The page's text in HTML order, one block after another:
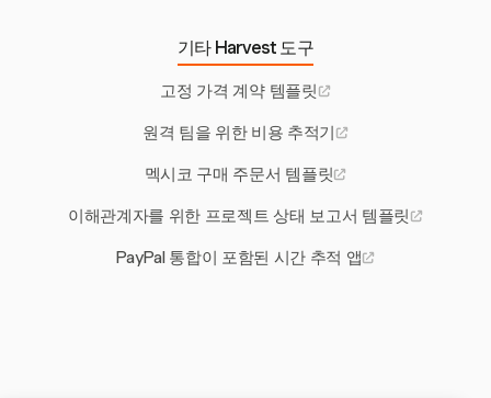
기타 Harvest 도구
고정 가격 계약 템플릿
원격 팀을 위한 비용 추적기
멕시코 구매 주문서 템플릿
이해관계자를 위한 프로젝트 상태 보고서 템플릿
PayPal 통합이 포함된 시간 추적 앱